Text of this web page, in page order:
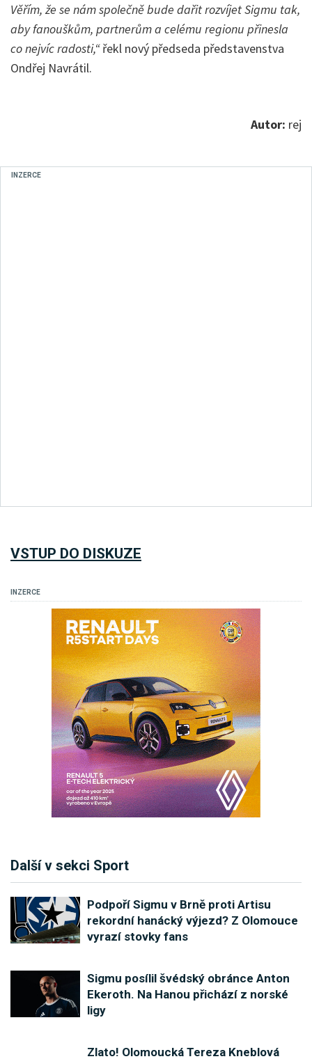
Věřím, že se nám společně bude dařit rozvíjet Sigmu tak,
aby fanouškům, partnerům a celému regionu přinesla
co nejvíc radosti,“řekl nový předseda představenstva
Ondřej Navrátil.
Autor: rej
INZERCE
VSTUP DO DISKUZE
INZERCE
Další v sekci Sport
Podpoří Sigmu v Brně proti Artisu
rekordní hanácký výjezd? Z Olomouce
vyrazí stovky fans
Sigmu posílil švédský obránce Anton
Ekeroth. Na Hanou přichází z norské
ligy
Zlato! Olomoucká Tereza Kneblová